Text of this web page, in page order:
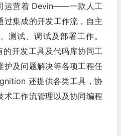
运营着 Devin——一款人工
过集成的开发工作流，自主
测试、调试及部署工作。
开发工具及代码库协同工
护及问题解决等各项工程任
还提供各类工具，协
术工作流管理以及协同编程